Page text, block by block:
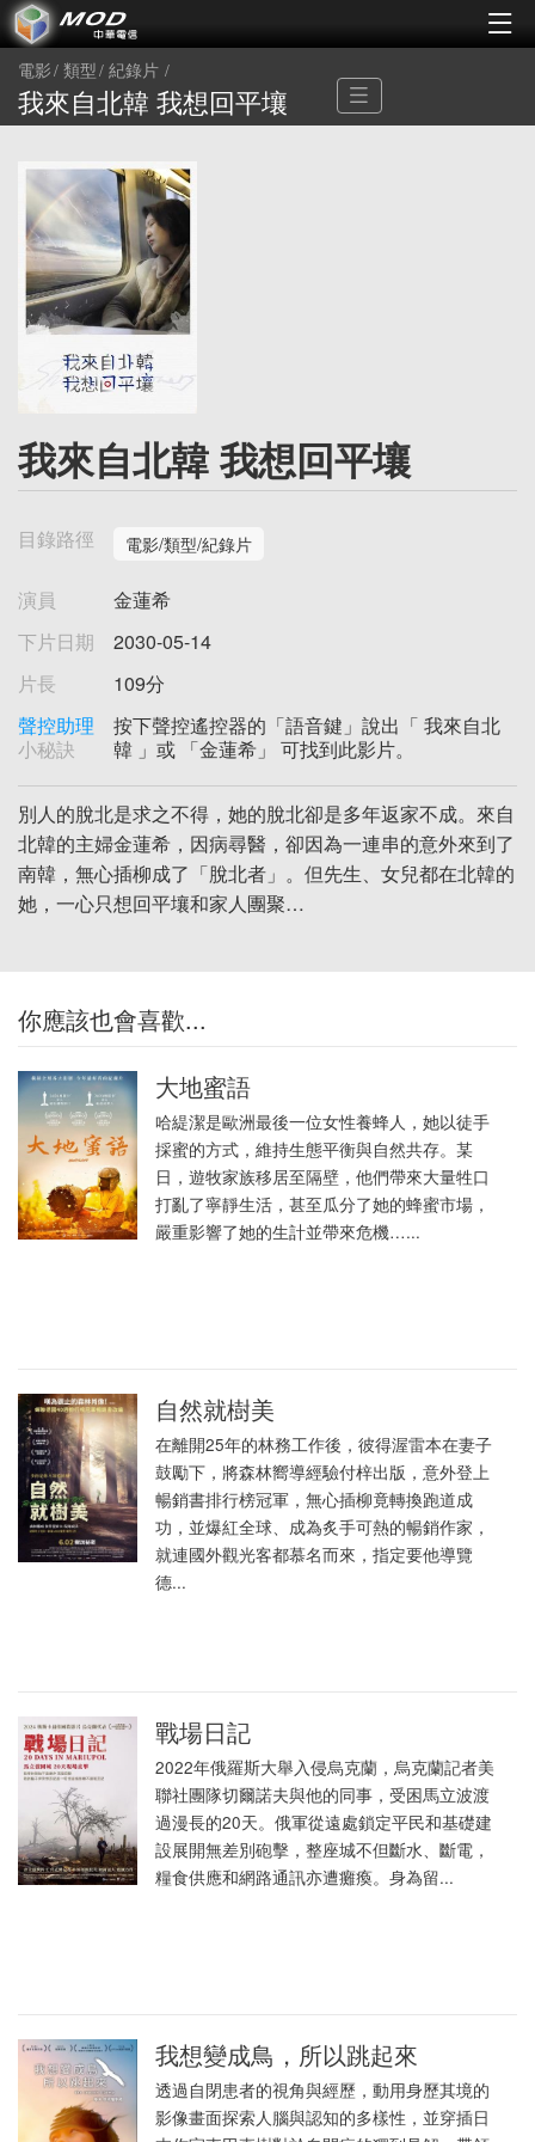
電影 類型 紀錄片
我來自北韓 我想回平壤
我來自北韓 我想回平壤
目錄路徑 電影/類型/紀錄片
演員
金蓮希
下片日期
2030-05-14
片長
109分
聲控助理
小秘訣
按下聲控遙控器的「語音鍵」說出「 我來自北
韓 」或 「金蓮希」 可找到此影片。
別人的脫北是求之不得，她的脫北卻是多年返家不成。來自
北韓的主婦金蓮希，因病尋醫，卻因為一連串的意外來到了
南韓，無心插柳成了「脫北者」。但先生、女兒都在北韓的
她，一心只想回平壤和家人團聚…
你應該也會喜歡...
大地蜜語
哈緹潔是歐洲最後一位女性養蜂人，她以徒手
採蜜的方式，維持生態平衡與自然共存。某
日，遊牧家族移居至隔壁，他們帶來大量牲口
打亂了寧靜生活，甚至瓜分了她的蜂蜜市場，
嚴重影響了她的生計並帶來危機…...
自然就樹美
在離開25年的林務工作後，彼得渥雷本在妻子
鼓勵下，將森林嚮導經驗付梓出版，意外登上
暢銷書排行榜冠軍，無心插柳竟轉換跑道成
功，並爆紅全球、成為炙手可熱的暢銷作家，
就連國外觀光客都慕名而來，指定要他導覽
德...
戰場日記
2022年俄羅斯大舉入侵烏克蘭，烏克蘭記者美
聯社團隊切爾諾夫與他的同事，受困馬立波渡
過漫長的20天。俄軍從遠處鎖定平民和基礎建
設展開無差別砲擊，整座城不但斷水、斷電，
糧食供應和網路通訊亦遭癱瘓。身為留...
我想變成鳥，所以跳起來
透過自閉患者的視角與經歷，動用身歷其境的
影像畫面探索人腦與認知的多樣性，並穿插日